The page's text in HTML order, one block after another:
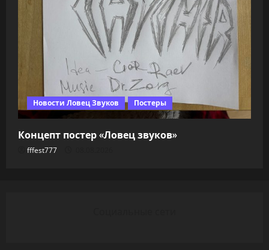
Новости Ловец Звуков Постеры
Концепт постер «Ловец звуков»
fffest777